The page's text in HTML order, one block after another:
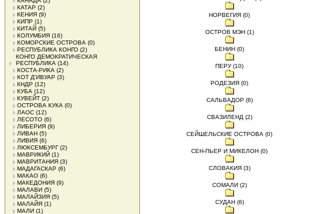
КАТАР (2)
КЕНИЯ (9)
КИПР (1)
КИТАЙ (5)
КОЛУМБИЯ (16)
КОМОРСКИЕ ОСТРОВА (0)
РЕСПУБЛИКА КОНГО (2)
КОНГО ДЕМОКРАТИЧЕСКАЯ
РЕСПУБЛИКА (14)
КОСТА-РИКА (2)
КОТ Д'ИВУАР (3)
КНДР (12)
КУБА (12)
КУВЕЙТ (2)
ОСТРОВА КУКА (0)
ЛАОС (12)
ЛЕСОТО (6)
ЛИБЕРИЯ (9)
ЛИВАН (5)
ЛИВИЯ (6)
ЛЮКСЕМБУРГ(2)
МАВРИКИЙ (1)
МАВРИТАНИЯ (3)
МАДАГАСКАР (6)
МАКАО (6)
МАКЕДОНИЯ (9)
МАЛАВИ (5)
МАЛАЙЗИЯ (5)
МАЛАЙЯ (1)
МАЛИ (1)
НОРВЕГИЯ (0)
ОСТРОВ МЭН (1)
БЕНИН (0)
ПЕРУ (10)
РОДЕЗИЯ (0)
САЛЬВАДОР (6)
СВАЗИЛЕНД (2)
СЕЙШЕЛЬСКИЕ ОСТРОВА (0)
СЕН-ПЬЕР И МИКЕЛОН (0)
СЛОВАКИЯ (3)
СОМАЛИ (2)
СУДАН (6)